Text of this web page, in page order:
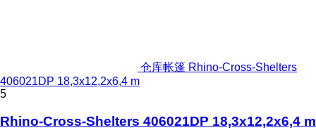
仓库帐篷 Rhino-Cross-Shelters
406021DP 18,3x12,2x6,4 m
5
Rhino-Cross-Shelters 406021DP 18,3x12,2x6,4 m